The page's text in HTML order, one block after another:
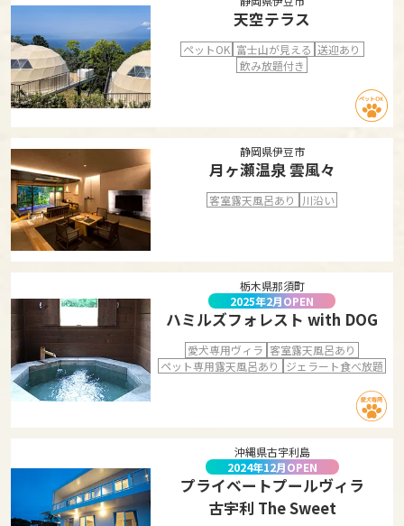
天空テラス
ペットOK 富士山が見える 送迎あり
飲み放題付き
静岡県伊豆市
月ヶ瀬温泉 雲風々
客室露天風呂あり 川沿い
栃木県那須町
2025年2月OPEN
ハミルズフォレスト with DOG
愛犬専用ヴィラ 客室露天風呂あり
ペット専用露天風呂あり
ジェラート食べ放題
沖縄県古宇利島
2024年12月OPEN
プライベートプールヴィラ
古宇利 The Sweet